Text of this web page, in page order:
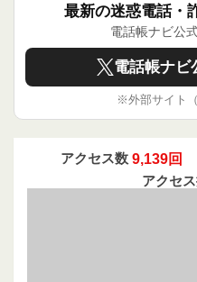
協力ください。
最新の迷惑電話・
電話帳ナビ公
電話帳ナビ
※外部サイト
アクセス数 9,139回
アクセ